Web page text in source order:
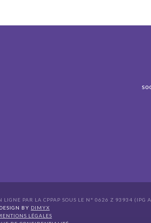
LIGNE PAR LA CPPAP SOUS LE N° 0626 Z 93934 (IPG
DESIGN BY DIMYX
LÉGALES